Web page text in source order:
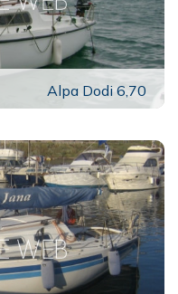
Alpa Dodi 6,70